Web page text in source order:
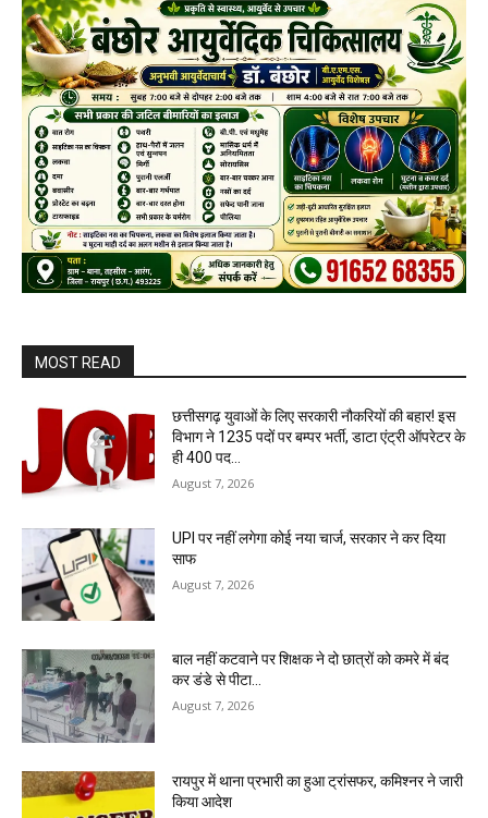
MOST READ
छत्तीसगढ़ युवाओं के लिए सरकारी नौकरियों की बहार! इस
विभाग ने 1235 पदों पर बम्पर भर्ती, डाटा एंट्री ऑपरेटर के
ही 400 पद…
August 7, 2026
UPI पर नहीं लगेगा कोई नया चार्ज, सरकार ने कर दिया
साफ
August 7, 2026
बाल नहीं कटवाने पर शिक्षक ने दो छात्रों को कमरे में बंद
कर डंडे से पीटा…
August 7, 2026
रायपुर में थाना प्रभारी का हुआ ट्रांसफर, कमिश्नर ने जारी
किया आदेश